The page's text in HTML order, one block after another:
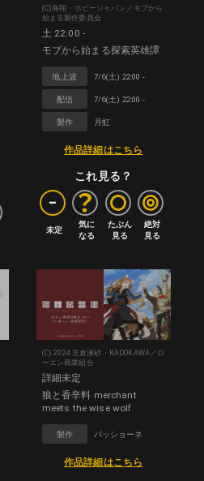
(C)海翔・ホビージャパン／モブから
始まる製作委員会
土 22:00 -
モブから始まる探索英雄譚
地上波 7/6(土) 22:00 -
配信 7/6(土) 22:00 -
製作 月虹
作品詳細はこちら
これ見る？
-
未定
気に
なる
たぶん
見る
絶対
見る
(C) 2024 支倉凍砂・KADOKAWA／ロ
ーエン商業組合
詳細未定
狼と香辛料 merchant
meets the wise wolf
製作 パッショーネ
作品詳細はこちら